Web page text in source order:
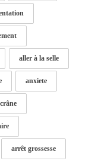
aller à la selle
anxiete
arrêt grossesse